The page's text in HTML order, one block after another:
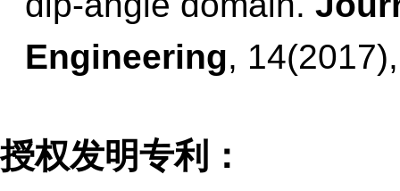
Engineering,
授权发明专利：